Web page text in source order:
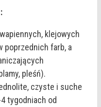
klejowych
poprzednich farb, a
pleśń).
czyste i suche
tygodniach od